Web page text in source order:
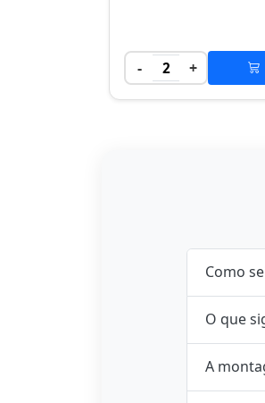
- 2 +
Como
O que
A